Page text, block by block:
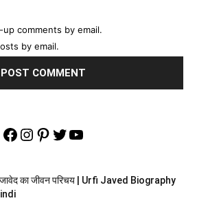
comments by email.
by email.
Facebook
Instagram
Pinterest
Twitter
YouTube
जावेद का जीवन परिचय | Urfi Javed Biography